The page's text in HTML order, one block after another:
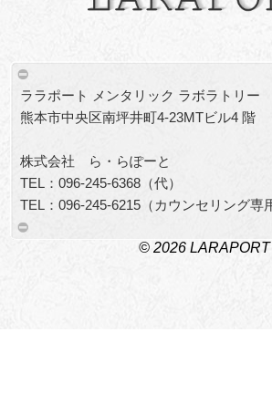
ララポート メンタリック ラボラトリー
熊本市中央区南坪井町4-23MTビル4 階
株式会社 ら・らぽーと
TEL：096-245-6368（代）
TEL：096-245-6215（カウンセリング専
© 2026 LARAPORT